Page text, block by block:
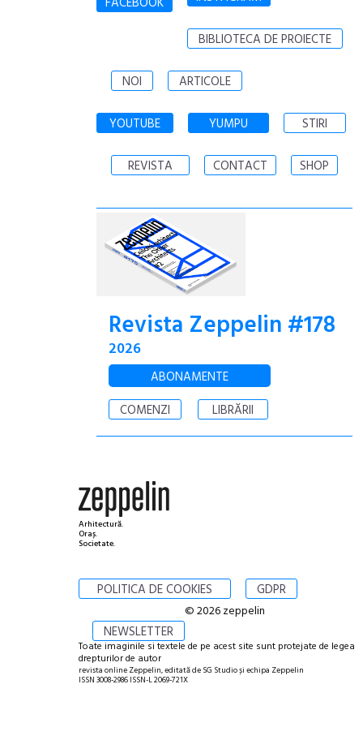
BIBLIOTECA DE PROIECTE
NOI ARTICOLE
YOUTUBE YUMPU STIRI
REVISTA CONTACT SHOP
Revista Zeppelin #178
2026
ABONAMENTE
COMENZI
LIBRĂRII
Arhitectură.
Oraș.
Societate.
POLITICA DE COOKIES GDPR
NEWSLETTER
© 2026 zeppelin
Toate imaginile si textele de pe acest site sunt protejate de legea
drepturilor de autor
revista online Zeppelin, editată de SG Studio și echipa Zeppelin
ISSN 3008-2986 ISSN-L 2069-721X